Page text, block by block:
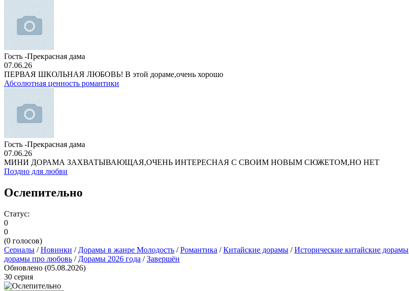
Гость -Прекрасная дама
07.06.26
ПЕРВАЯ ШКОЛЬНАЯ ЛЮБОВЬ! В этой дораме,очень хорошо
Абсолютная ценность романтики
Гость -Прекрасная дама
07.06.26
МИНИ ДОРАМА ЗАХВАТЫВАЮЩАЯ,ОЧЕНЬ ИНТЕРЕСНАЯ С СВОИМ НОВЫМ СЮЖЕТОМ,НО НЕТ
Поздно для любви
Ослепительно
Статус:
0
0
(0 голосов)
Сериалы /Новинки / Дорамы в жанре Молодость /Романтика /Китайские дорамы /Исторические китайские дорамы
дорамы про любовь / Дорамы 2026 года /Завершён
Обновлено (05.08.2026)
30 серия